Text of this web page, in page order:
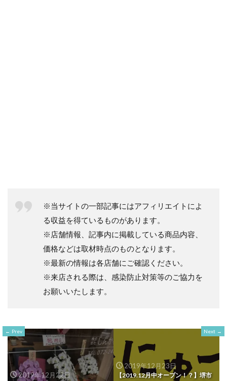
※当サイトの一部記事にはアフィリエイトによ
る収益を得ているものがあります。
※店舗情報、記事内に掲載している商品内容、
価格などは取材時点のものとなります。
※最新の情報は各店舗にご確認ください。
※来店される際は、感染防止対策等のご協力を
お願いいたします。
Prev
2019年12月22日
Next
2019年12月23日
【2019.12月中オープン！？】堺市